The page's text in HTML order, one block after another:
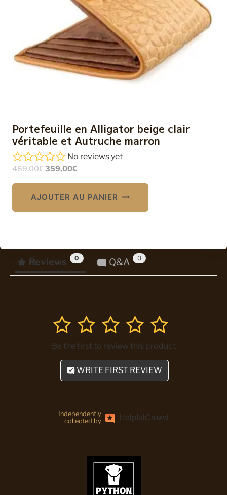
Portefeuille en Alligator beige clair
véritable et Autruche marron
No reviews yet
469,00€Le
359,00€Le
AJOUTER AU PANIER
Reviews 0 Q&A 0
5
4
3
2
1
Be the first to review this product
WRITE FIRST REVIEW
Independently
collected by
Helpful Crowd